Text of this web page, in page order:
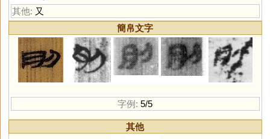
其他: 又
簡帛文字
字例: 5/5
其他